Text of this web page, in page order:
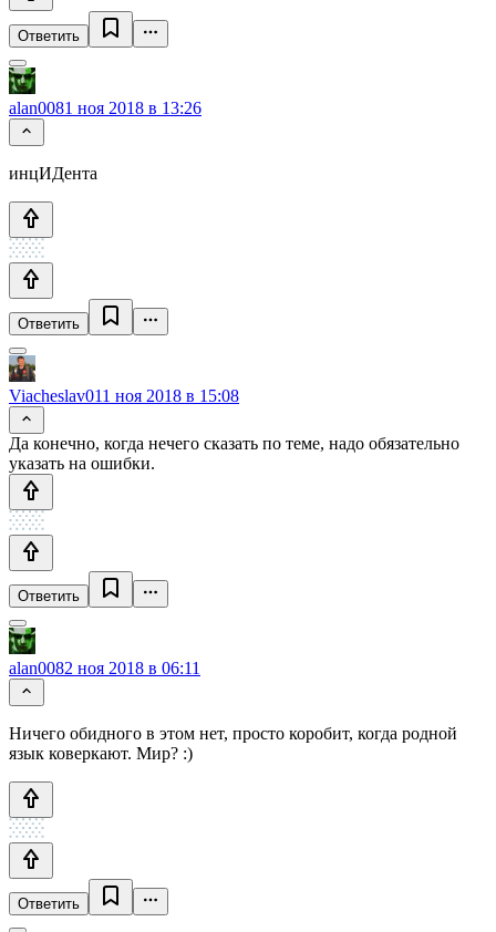
Ответить
alan0081 ноя 2018 в 13:26
инцИДента
Ответить
Viacheslav011 ноя 2018 в 15:08
Да конечно, когда нечего сказать по теме, надо обязательно
указать на ошибки.
Ответить
alan0082 ноя 2018 в 06:11
Ничего обидного в этом нет, просто коробит, когда родной
язык коверкают. Мир? :)
Ответить